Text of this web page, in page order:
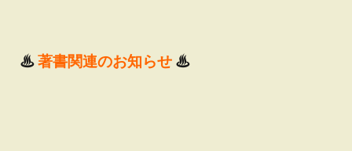
♨著書関連のお知らせ ♨